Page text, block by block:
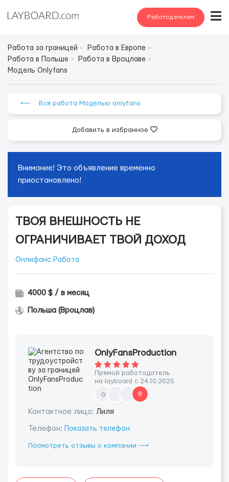
Работодателям
Работа за границей
Работа в Европе
Работа в Польше
Работа в Вроцлаве
Модель Onlyfans
⟵ Вся работа Моделью onlyfans
Добавить в избранное
Внимание! Это объявление временно
приостановлено!
ТВОЯ ВНЕШНОСТЬ НЕ
ОГРАНИЧИВАЕТ ТВОЙ ДОХОД
Онлифанс Работа
4000 $ / в месяц
Польша (Вроцлав)
OnlyFansProduction
Прямой работодатель
на layboard с 24.10.2025
o 8
Контактное лицо: Лиля
Телефон: Показать телефон
Посмотреть отзывы о компании ⟶